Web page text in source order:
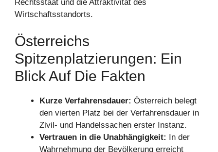
Rechtsstaat und die Attraktivität des
Wirtschaftsstandorts.
Österreichs
Spitzenplatzierungen: Ein
Blick Auf Die Fakten
Kurze Verfahrensdauer: Österreich belegt
den vierten Platz bei der Verfahrensdauer in
Zivil- und Handelssachen erster Instanz.
Vertrauen in die Unabhängigkeit:
In der
Wahrnehmung der Bevölkerung erreicht